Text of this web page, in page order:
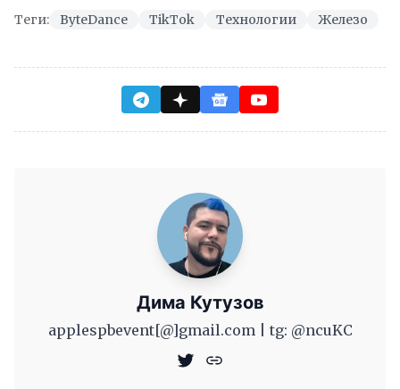
Теги: ByteDance TikTok Технологии Железо
Дима Кутузов
applespbevent[@]gmail.com | tg: @ncuKC